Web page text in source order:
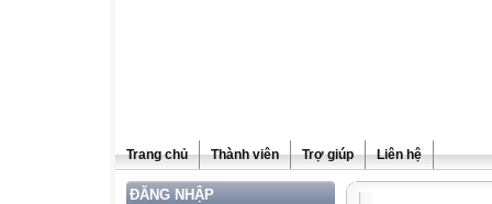
Trang chủ Thành viên Trợ giúp Liên hệ
ĐĂNG NHẬP